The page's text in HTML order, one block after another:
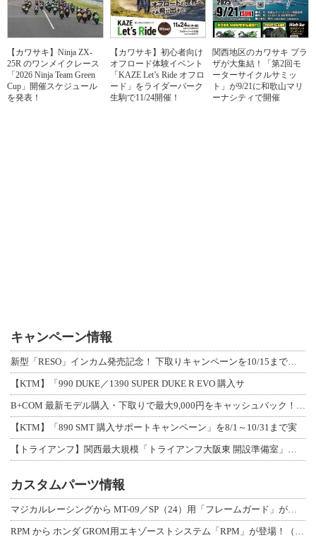
【カワサキ】Ninja ZX-
25R のワンメイクレース
「2026 Ninja Team Green
Cup」開催スケジュール
を発表！
【カワサキ】初心者向け
オフロード体験イベント
「KAZE Let’s Ride オフロ
ード」をライダーパーク
生駒で11/24開催！
関西地区のカワサキ プラ
ザが大集結！「第2回モ
ーターサイクルサミッ
ト」が9/21に和歌山マリ
ーナシティで開催
キャンペーン情報
新型「RESO」インカム発売記念！ 下取りキャンペーンを10/15まで延長して開
【KTM】「990 DUKE／1390 SUPER DUKE R EVO 購入サ
B+COM 最新モデル購入・下取りで最大9,000円をキャッシュバック！「B+F
【KTM】「890 SMT 購入サポートキャンペーン」を8/1～10/31まで実
【トライアンフ】関西最大規模「トライアンフ大阪東 開設準備室」がオープン！ 限定
カスタムパーツ情報
マジカルレーシングから MT-09／SP（24）用「フレームガード」が登場！
RPM から ホンダ GROM用エキゾーストシステム「RPM」が登場！（動画あり